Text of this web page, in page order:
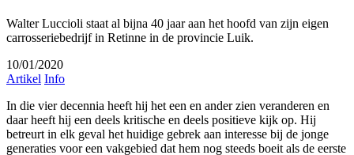
Walter Luccioli staat al bijna 40 jaar aan het hoofd van zijn eigen
carrosseriebedrijf in Retinne in de provincie Luik.
10/01/2020
Artikel Info
In die vier decennia heeft hij het een en ander zien veranderen en
daar heeft hij een deels kritische en deels positieve kijk op. Hij
betreurt in elk geval het huidige gebrek aan interesse bij de jonge
generaties voor een vakgebied dat hem nog steeds boeit als de eerste